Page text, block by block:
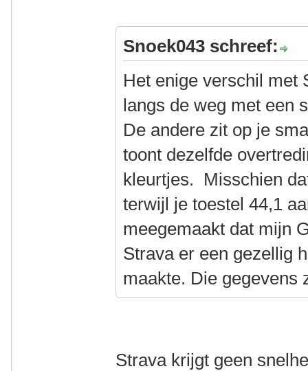
Snoek043 schreef:
Het enige verschil met
langs de weg met een
De andere zit op je
toont dezelfde
kleurtjes. Misschien
terwijl je toestel 44,1
meegemaakt dat mijn
Strava er een gezellig
maakte. Die gegevens
Strava krijgt geen